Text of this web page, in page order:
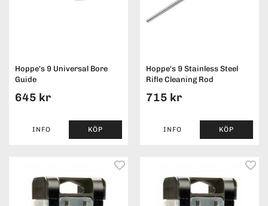
Hoppe's 9 Universal Bore
Guide
645 kr
INFO KÖP
Hoppe's 9 Stainless Steel
Rifle Cleaning Rod
715 kr
INFO KÖP